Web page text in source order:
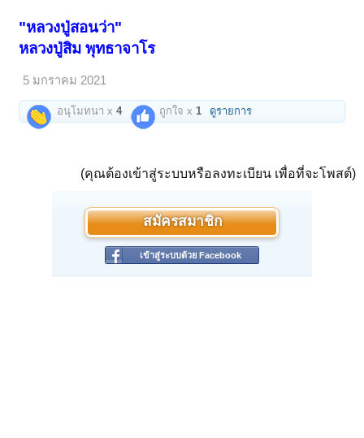
"หลวงปู่สอนว่า"
หลวงปู่สิม พุทธาจาโร
5 มกราคม 2021
อนุโมทนา x4 ถูกใจ x1 ดูรายการ
(คุณต้องเข้าสู่ระบบหรือลงทะเบียน เพื่อที่จะโพสต์)
สมัครสมาชิก
เข้าสู่ระบบด้วย Facebook